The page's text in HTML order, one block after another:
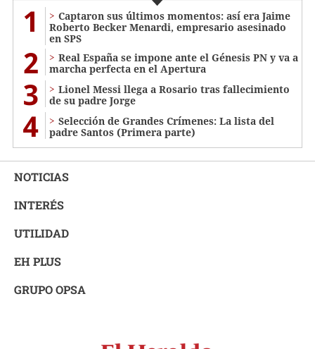
1
Captaron sus últimos momentos: así era Jaime
Roberto Becker Menardi​​​, empresario asesinado
en SPS
2
Real España se impone ante el Génesis PN y va a
marcha perfecta en el Apertura
3
Lionel Messi llega a Rosario tras fallecimiento
de su padre Jorge
4
Selección de Grandes Crímenes: La lista del
padre Santos (Primera parte)
NOTICIAS
INTERÉS
UTILIDAD
EH PLUS
GRUPO OPSA